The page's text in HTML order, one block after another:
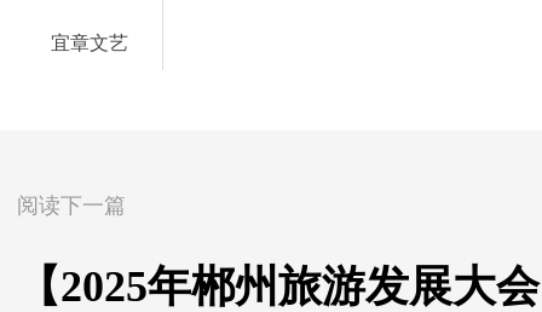
宜章文艺
阅读下一篇
【2025年郴州旅游发展大